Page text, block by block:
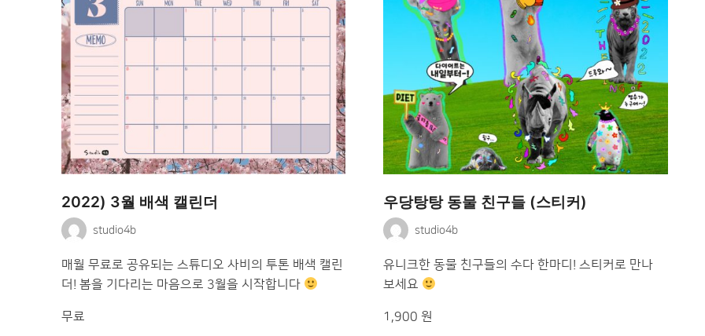
2022) 3월 배색 캘린더
studio4b
매월 무료로 공유되는 스튜디오 사비의 투톤 배색 캘린
더! 봄을 기다리는 마음으로 3월을 시작합니다
무료
우당탕탕 동물 친구들 (스티커)
studio4b
유니크한 동물 친구들의 수다 한마디! 스티커로 만나
보세요
1,900 원